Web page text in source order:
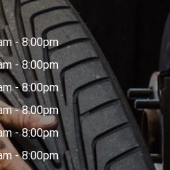
- 8:00pm
- 8:00pm
- 8:00pm
- 8:00pm
- 8:00pm
- 8:00pm